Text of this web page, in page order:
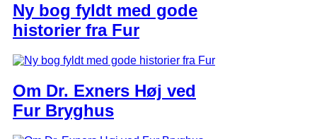
Ny bog fyldt med gode
historier fra Fur
Om Dr. Exners Høj ved
Fur Bryghus